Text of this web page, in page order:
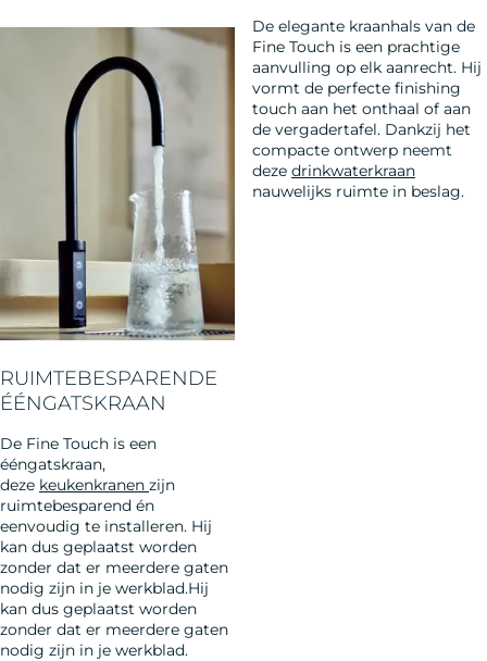
De elegante kraanhals van de
Fine Touch is een prachtige
aanvulling op elk aanrecht. Hij
vormt de perfecte finishing
touch aan het onthaal of aan
de vergadertafel. Dankzij het
compacte ontwerp neemt
deze drinkwaterkraan
nauwelijks ruimte in beslag.
RUIMTEBESPARENDE
ÉÉNGATSKRAAN
De Fine Touch is een
ééngatskraan,
deze keukenkranen zijn
ruimtebesparend én
eenvoudig te installeren. Hij
kan dus geplaatst worden
zonder dat er meerdere gaten
nodig zijn in je werkblad.Hij
kan dus geplaatst worden
zonder dat er meerdere gaten
nodig zijn in je werkblad. ​​